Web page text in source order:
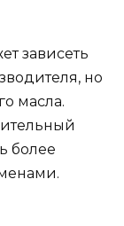
зависеть
но
масла.
более